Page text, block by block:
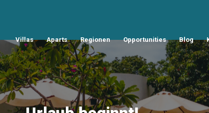
Villas Aparts Regionen Opportunities Blog